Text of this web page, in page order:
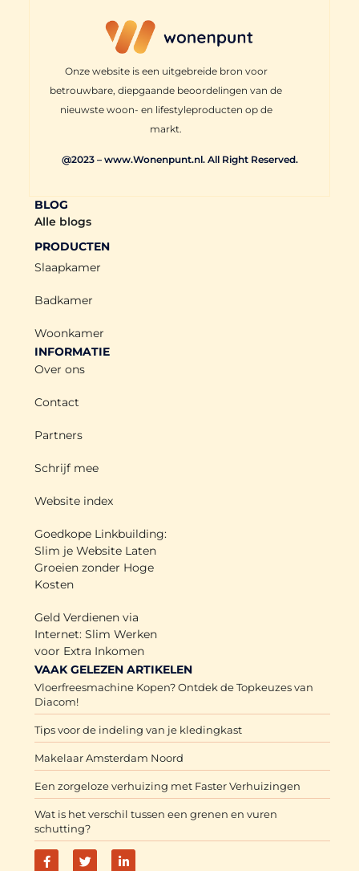
Onze website is een uitgebreide bron voor
betrouwbare, diepgaande beoordelingen van de
nieuwste woon- en lifestyleproducten op de
markt.
@2023 – www.Wonenpunt.nl. All Right Reserved.
BLOG
Alle blogs
PRODUCTEN
Slaapkamer
Badkamer
Woonkamer
INFORMATIE
Over ons
Contact
Partners
Schrijf mee
Website index
Goedkope Linkbuilding:
Slim je Website Laten
Groeien zonder Hoge
Kosten
Geld Verdienen via
Internet: Slim Werken
voor Extra Inkomen
VAAK GELEZEN ARTIKELEN
Vloerfreesmachine Kopen? Ontdek de Topkeuzes van
Diacom!
Tips voor de indeling van je kledingkast
Makelaar Amsterdam Noord
Een zorgeloze verhuizing met Faster Verhuizingen
Wat is het verschil tussen een grenen en vuren
schutting?